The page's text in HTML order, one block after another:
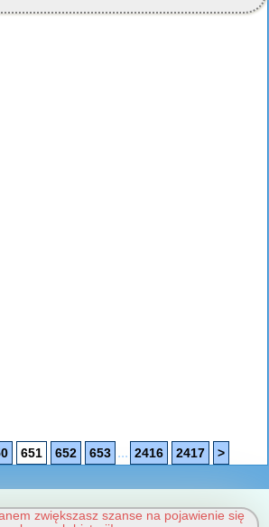
651 652 653 ... 2416 2417 >
zwiększasz szanse na pojawienie się